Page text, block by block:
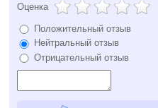
Оценка
Положительный отзыв
Нейтральный отзыв
Отрицательный отзыв